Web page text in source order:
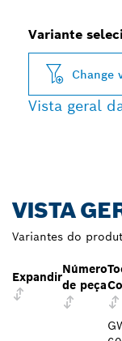
Variante
Change
Vista geral
VISTA
Variantes do
Expandir
Número
de peça